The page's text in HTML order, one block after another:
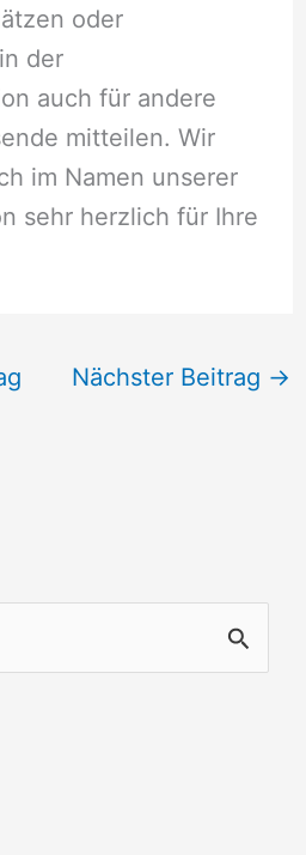
oder
der
auch für andere
mitteilen. Wir
im Namen unserer
sehr herzlich für Ihre
Nächster Beitrag →